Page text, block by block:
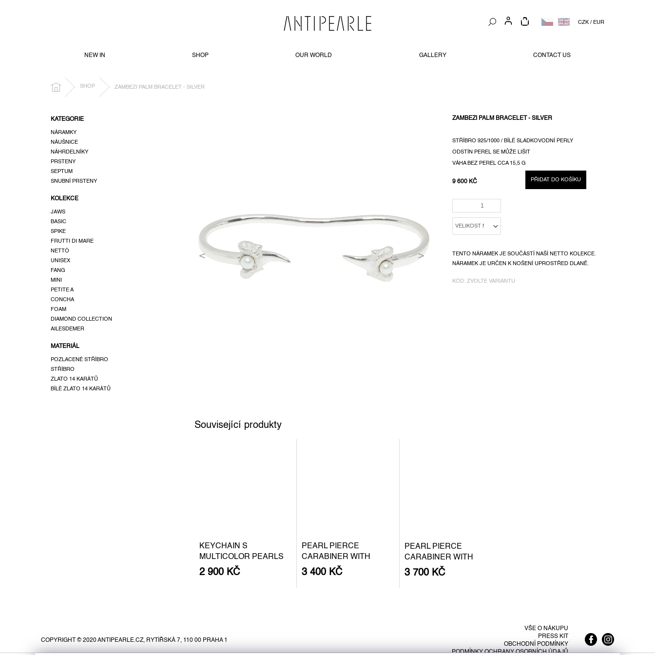
CZK / EUR
NÁKUPNÍ
NEW IN SHOP OUR WORLD GALLERY CONTACT US
DOMŮ SHOP ZAMBEZI PALM BRACELET - SILVER
KATEGORIE
NÁRAMKY
NÁUŠNICE
NÁHRDELNÍKY
PRSTENY
SEPTUM
SNUBNÍ PRSTENY
KOLEKCE
JAWS
BASIC
SPIKE
FRUTTI DI MARE
NETTÓ
UNISEX
FANG
MINI
PETITE A
CONCHA
FOAM
DIAMOND COLLECTION
AILESDEMER
MATERIÁL
POZLACENÉ STŘÍBRO
STŘÍBRO
ZLATO 14 KARÁTŮ
BÍLÉ ZLATO 14 KARÁTŮ
ZAMBEZI PALM BRACELET - SILVER
9 600 KČ PŘIDAT DO KOŠÍKU
STŘÍBRO 925/1000 / BÍLÉ SLADKOVODNÍ PERLY
ODSTÍN PEREL SE MŮŽE LIŠIT
VÁHA BEZ PEREL CCA 15,5 G
TENTO NÁRAMEK JE SOUČÁSTÍ NAŠÍ NETTO KOLEKCE.
NÁRAMEK JE URČEN K NOŠENÍ UPROSTŘED DLANĚ.
KÓD: ZVOLTE VARIANTU
Související produkty
KEYCHAIN S
MULTICOLOR PEARLS
2 900 KČ
PEARL PIERCE
CARABINER WITH
BAROQUE PEARL S -
3 400 KČ
PEARL PIERCE
CARABINER WITH
BAROQUE PEARL S -
3 700 KČ
COPYRIGHT © 2020 ANTIPEARLE.CZ, RYTÍŘSKÁ 7, 110 00 PRAHA 1
VŠE O NÁKUPU
PRESS KIT
OBCHODNÍ PODMÍNKY
PODMÍNKY OCHRANY OSOBNÍCH ÚDAJŮ